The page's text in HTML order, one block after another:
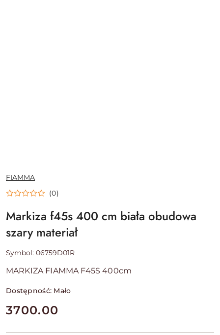
NAZWA
PRODUCENTA:
FIAMMA
(0)
Markiza f45s 400 cm biała obudowa
szary materiał
Symbol: 06759D01R
MARKIZA FIAMMA F45S 400cm
Dostępność: Mało
cena:
3700.00